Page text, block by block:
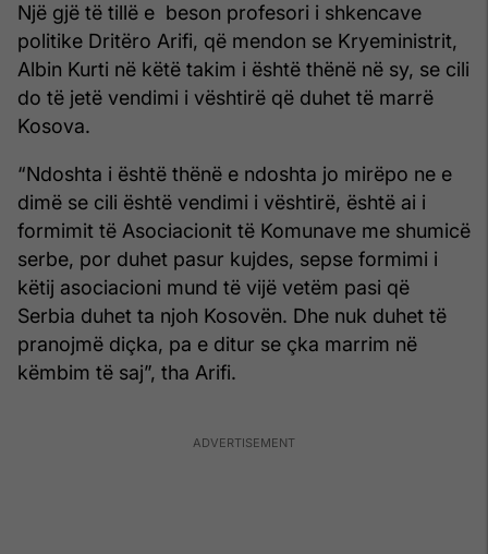
Një gjë të tillë e beson profesori i shkencave
politike Dritëro Arifi, që mendon se Kryeministrit,
Albin Kurti në këtë takim i është thënë në sy, se cili
do të jetë vendimi i vështirë që duhet të marrë
Kosova.
“Ndoshta i është thënë e ndoshta jo mirëpo ne e
dimë se cili është vendimi i vështirë, është ai i
formimit të Asociacionit të Komunave me shumicë
serbe, por duhet pasur kujdes, sepse formimi i
këtij asociacioni mund të vijë vetëm pasi që
Serbia duhet ta njoh Kosovën. Dhe nuk duhet të
pranojmë diçka, pa e ditur se çka marrim në
këmbim të saj”, tha Arifi.